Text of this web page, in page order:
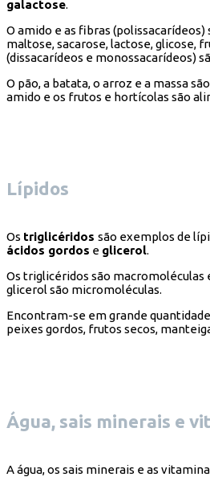
galactose.
O amido e as fibras
maltose, sacarose, lactose, glicose,
(dissacarídeos e monossacarídeos)
O pão, a batata, o arroz e a massa
amido e os frutos e hortícolas são
Lípidos
Os triglicéridos são exemplos de
ácidos gordos e glicerol.
Os triglicéridos são macromoléculas
glicerol são micromoléculas.
Encontram-se em grande
peixes gordos, frutos secos,
Água, sais minerais e
A água, os sais minerais e as